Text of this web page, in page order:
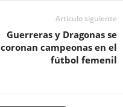
Artículo siguiente
Guerreras y Dragonas se
coronan campeonas en el
fútbol femenil